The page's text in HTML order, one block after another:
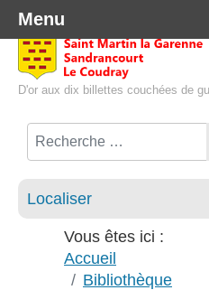
D'or aux dix billettes couchées de
Localiser
Vous êtes ici :
Accueil
Bibliothèque
Menu